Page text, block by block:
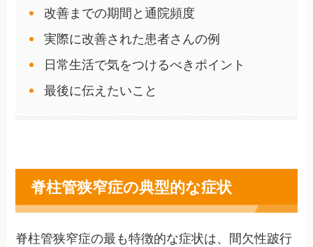
改善までの期間と通院頻度
実際に改善された患者さんの例
日常生活で気をつけるべきポイント
最後に伝えたいこと
脊柱管狭窄症の典型的な症状
脊柱管狭窄症の最も特徴的な症状は、間欠性跛行